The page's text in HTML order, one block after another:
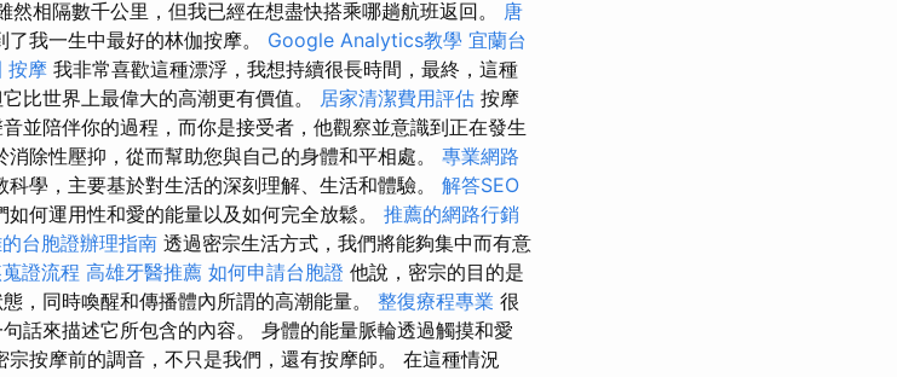
然相隔數千公里，但我已經在想盡快搭乘哪趟航班返回。 唐
我一生中最好的林伽按摩。 Google Analytics教學 宜蘭台
按摩 我非常喜歡這種漂浮，我想持續很長時間，最終，這種
比世界上最偉大的高潮更有價值。
居家清潔費用評估 按摩
並陪伴你的過程，而你是接受者，他觀察並意識到正在發生
除性壓抑，從而幫助您與自己的身體和平相處。 專業網路
學，主要基於對生活的深刻理解、生活和體驗。 解答SEO
何運用性和愛的能量以及如何完全放鬆。 推薦的網路行銷
台胞證辦理指南 透過密宗生活方式，我們將能夠集中而有意
證流程 高雄牙醫推薦 如何申請台胞證 他說，密宗的目的是
，同時喚醒和傳播體內所謂的高潮能量。 整復療程專業 很
話來描述它所包含的內容。 身體的能量脈輪透過觸摸和愛
按摩前的調音，不只是我們，還有按摩師。 在這種情況